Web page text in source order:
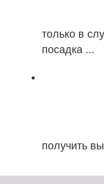
только в
посадка ...
получить